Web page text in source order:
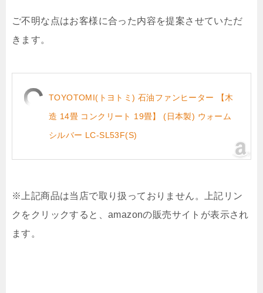
ご不明な点はお客様に合った内容を提案させていただ
きます。
TOYOTOMI(トヨトミ) 石油ファンヒーター 【木
造 14畳 コンクリート 19畳】 (日本製) ウォーム
シルバー LC-SL53F(S)
※上記商品は当店で取り扱っておりません。上記リン
クをクリックすると、amazonの販売サイトが表示され
ます。